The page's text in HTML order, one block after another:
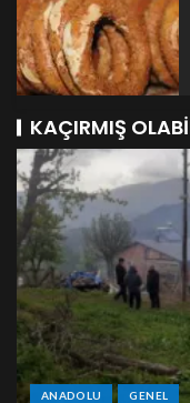
KAÇIRMIŞ
ANADOLU GENEL